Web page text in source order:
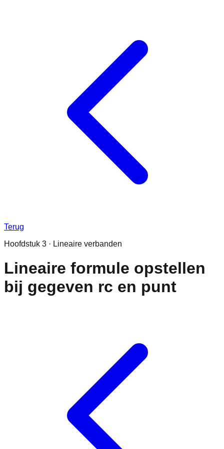
Terug
Hoofdstuk 3 · Lineaire verbanden
Lineaire formule opstellen
bij gegeven rc en punt